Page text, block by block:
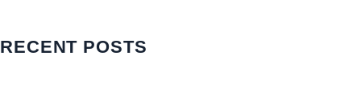
RECENT POSTS